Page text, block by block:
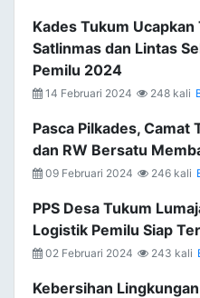
Kades Tukum
Satlinmas dan Lintas
Pemilu 2024
14 Februari 2024 248 kali
Pasca Pilkades, Camat
dan RW Bersatu
09 Februari 2024 246 kali
PPS Desa Tukum
Logistik Pemilu Siap
02 Februari 2024 243 kali
Kebersihan